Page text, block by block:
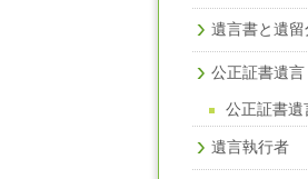
遺言書と遺
公正証書遺言
公正証書遺
遺言執行者